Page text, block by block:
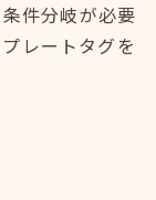
件分岐が必要
レートタグを